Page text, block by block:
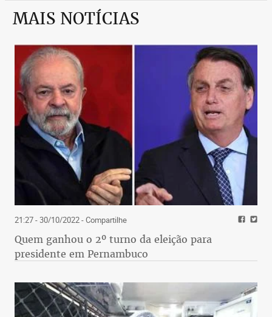
MAIS NOTÍCIAS
21:27 - 30/10/2022- Compartilhe
Quem ganhou o 2º turno da eleição para
presidente em Pernambuco